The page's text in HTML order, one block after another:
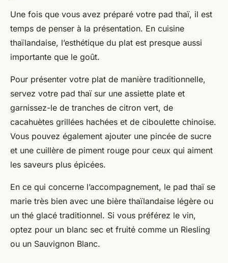
Une fois que vous avez préparé votre pad thaï, il est
temps de penser à la présentation. En cuisine
thaïlandaise, l’esthétique du plat est presque aussi
importante que le goût.
Pour présenter votre plat de manière traditionnelle,
servez votre pad thaï sur une assiette plate et
garnissez-le de tranches de citron vert, de
cacahuètes grillées hachées et de ciboulette chinoise.
Vous pouvez également ajouter une pincée de sucre
et une cuillère de piment rouge pour ceux qui aiment
les saveurs plus épicées.
En ce qui concerne l’accompagnement, le pad thaï se
marie très bien avec une bière thaïlandaise légère ou
un thé glacé traditionnel. Si vous préférez le vin,
optez pour un blanc sec et fruité comme un Riesling
ou un Sauvignon Blanc.